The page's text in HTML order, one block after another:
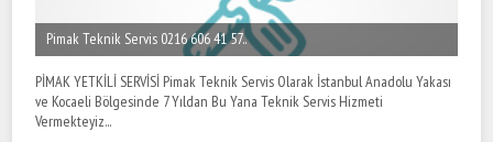
Pimak Teknik Servis 0216 606 41 57..
PİMAK YETKİLİ SERVİSİ Pimak Teknik Servis Olarak İstanbul Anadolu Yakası
ve Kocaeli Bölgesinde 7 Yıldan Bu Yana Teknik Servis Hizmeti
Vermekteyiz...